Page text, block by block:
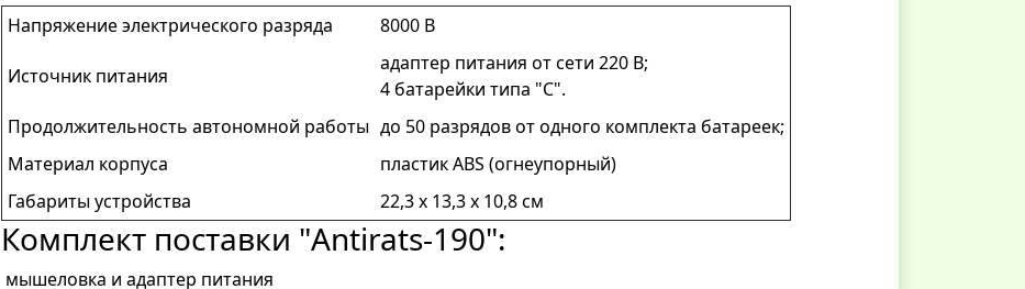
Напряжение электрического разряда 8000 В
Источник питания
адаптер питания от сети 220 В;
4 батарейки типа "C".
Продолжительность автономной работы до 50 разрядов от одного комплекта батареек;
Материал корпуса
пластик ABS (огнеупорный)
Габариты устройства
22,3 х 13,3 х 10,8 см
Комплект поставки "Antirats-190":
мышеловка и адаптер питания